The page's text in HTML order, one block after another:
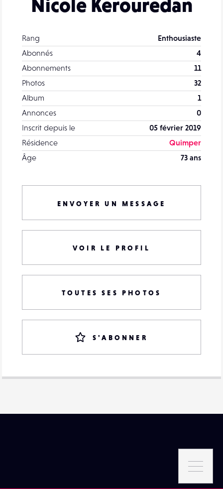
Nicole Kerouredan
Rang
Enthousiaste
Abonnés
4
Abonnements
11
Photos
32
Album
1
Annonces
0
Inscrit depuis le
05 février 2019
Résidence
Quimper
Âge
73 ans
ENVOYER UN MESSAGE
VOIR LE PROFIL
TOUTES SES PHOTOS
S'ABONNER